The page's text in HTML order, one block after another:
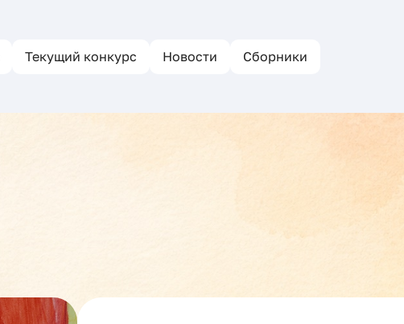
Текущий конкурс Новости Сборники